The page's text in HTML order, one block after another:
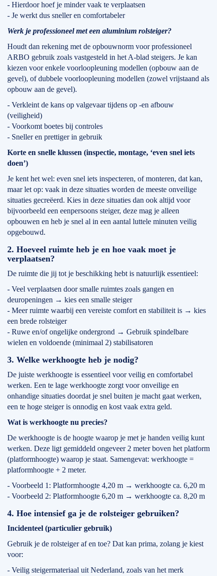
- Hierdoor hoef je minder vaak te verplaatsen
- Je werkt dus sneller en comfortabeler
Werk je professioneel met een aluminium rolsteiger?
Houdt dan rekening met de opbouwnorm voor professioneel
ARBO gebruik zoals vastgesteld in het A-blad steigers. Je kan
kiezen voor enkele voorloopleuning modellen (opbouw aan de
gevel), of dubbele voorloopleuning modellen (zowel vrijstaand als
opbouw aan de gevel).
- Verkleint de kans op valgevaar tijdens op -en afbouw
(veiligheid)
- Voorkomt boetes bij controles
- Sneller en prettiger in gebruik
Korte en snelle klussen (inspectie, montage, ‘even snel iets
doen’)
Je kent het wel: even snel iets inspecteren, of monteren, dat kan,
maar let op: vaak in deze situaties worden de meeste onveilige
situaties gecreëerd. Kies in deze situaties dan ook altijd voor
bijvoorbeeld een eenpersoons steiger, deze mag je alleen
opbouwen en heb je snel al in een aantal luttele minuten veilig
opgebouwd.
2. Hoeveel ruimte heb je en hoe vaak moet je
verplaatsen?
De ruimte die jij tot je beschikking hebt is natuurlijk essentieel:
- Veel verplaatsen door smalle ruimtes zoals gangen en
deuropeningen → kies een smalle steiger
- Meer ruimte waarbij een vereiste comfort en stabiliteit is → kies
een brede rolsteiger
- Ruwe en/of ongelijke ondergrond → Gebruik spindelbare
wielen en voldoende (minimaal 2) stabilisatoren
3. Welke werkhoogte heb je nodig?
De juiste werkhoogte is essentieel voor veilig en comfortabel
werken. Een te lage werkhoogte zorgt voor onveilige en
onhandige situaties doordat je snel buiten je macht gaat werken,
een te hoge steiger is onnodig en kost vaak extra geld.
Wat is werkhoogte nu precies?
De werkhoogte is de hoogte waarop je met je handen veilig kunt
werken. Deze ligt gemiddeld ongeveer 2 meter boven het platform
(platformhoogte) waarop je staat. Samengevat: werkhoogte =
platformhoogte + 2 meter.
- Voorbeeld 1: Platformhoogte 4,20 m → werkhoogte ca. 6,20 m
- Voorbeeld 2: Platformhoogte 6,20 m → werkhoogte ca. 8,20 m
4. Hoe intensief ga je de rolsteiger gebruiken?
Incidenteel (particulier gebruik)
Gebruik je de rolsteiger af en toe? Dat kan prima, zolang je kiest
voor:
- Veilig steigermateriaal uit Nederland, zoals van het merk